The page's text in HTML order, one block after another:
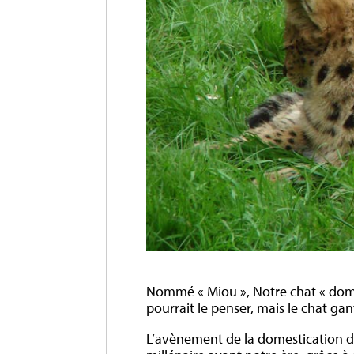
Nommé « Miou », Notre chat «
pourrait le penser, mais le chat
L’avènement de la